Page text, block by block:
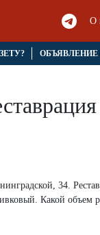
О
ОБЪЯВЛЕНИЕ
34.
Какой объем